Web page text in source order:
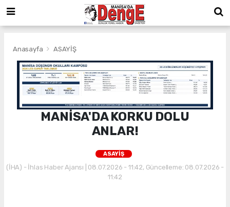
Anasayfa ASAYİŞ
MANİSA'DA KORKU DOLU
ANLAR!
ASAYİŞ
(İHA) - İhlas Haber Ajansı | 08.07.2026 - 11:42, Güncelleme: 08.07.2026 -
11:42